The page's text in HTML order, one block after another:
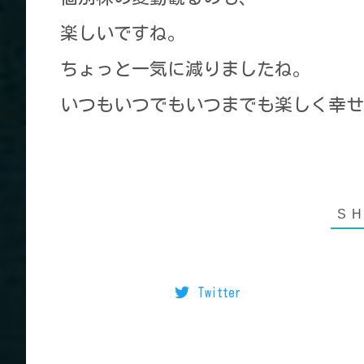
楽しいですね。
ちょっと一気に減りましたね。
いつもいつでもいつまでも楽しく幸せ
Twitter